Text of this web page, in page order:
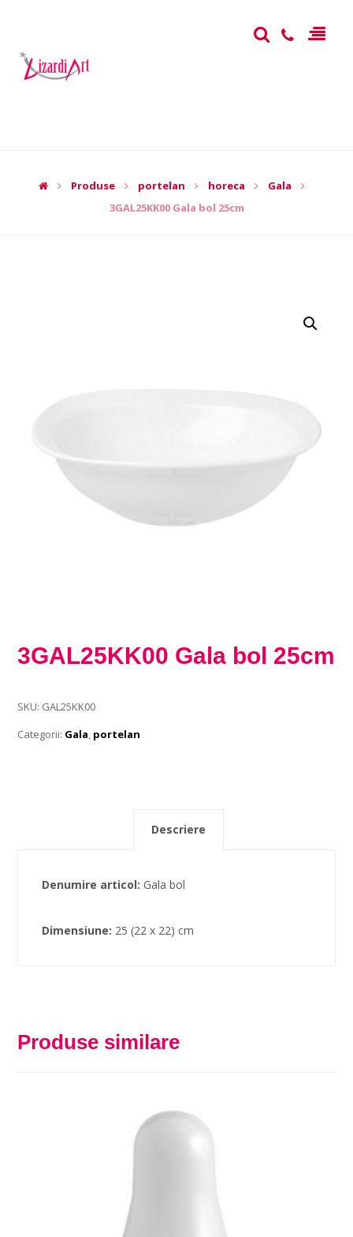
Produse portelan horeca
Gala
3GAL25KK00 Gala bol 25cm
3GAL25KK00 Gala bol 25cm
SKU: GAL25KK00
Categorii: Gala, portelan
Descriere
Denumire articol: Gala bol
Dimensiune: 25 (22 x 22) cm
Produse similare